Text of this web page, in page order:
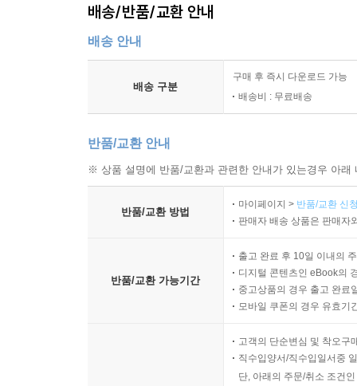
배송/반품/교환 안내
배송 안내
배송 구분
구매 후 즉시 다운로드 가능
배송비 : 무료배송
반품/교환 안내
※ 상품 설명에 반품/교환과 관련한 안내가 있는경우 아
반품/교환 방법
마이페이지 > 반품/교환 신
판매자 배송 상품은 판매자
반품/교환 가능기간
출고 완료 후 10일 이내의
디지털 콘텐츠인 eBook의
중고상품의 경우 출고 완료
모바일 쿠폰의 경우 유효기
고객의 단순변심 및 착오구
직수입양서/직수입일서중
단, 아래의 주문/취소 조건